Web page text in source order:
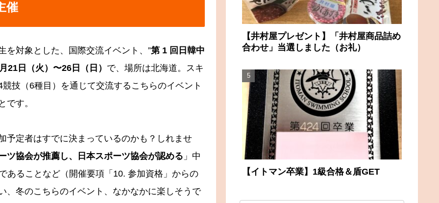
催
を対象とした、国際交流イベント、”第 1 回日韓中
21日（火）〜26日（日） で、場所は北海道。スキ
技（6種目）を通じて交流するこちらのイベント
です。
予定者はすでに決まっているのかも？しれませ
ツ協会が推薦し、日本スポーツ協会が認める 」中
あることなど（開催要項「10. 参加資格」からの
、冬のこちらのイベント、なかなかに楽しそうで
【井村屋プレゼント】「井村屋商品詰め
合わせ」当選しました（お礼）
【イトマン卒業】1級合格＆盾GET